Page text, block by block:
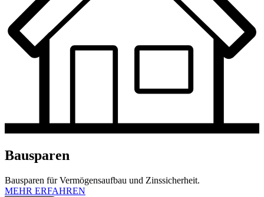
Bausparen
Bausparen für Vermögensaufbau und Zinssicherheit.
MEHR ERFAHREN